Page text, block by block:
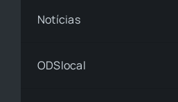
Notícias
ODSlocal